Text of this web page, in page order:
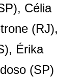
Célia
(RJ),
Érika
(SP)